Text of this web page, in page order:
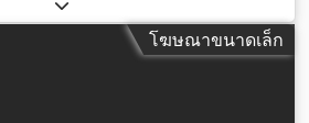
โฆษณาขนาดเล็ก